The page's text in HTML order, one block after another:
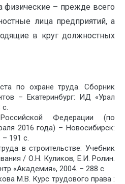
физические – прежде всего
лица предприятий, а
в круг должностных
по охране труда. Сборник
– Екатеринбург: ИД «Урал
Федерации (по
2016 года) – Новосибирск:
191 с.
в строительстве: Учебник
/ О.Н. Куликов, Е.И. Ролин.
«Академия», 2004. – 288 с.
М.В. Курс трудового права :